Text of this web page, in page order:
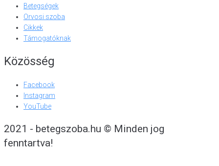
Betegségek
Orvosi szoba
Cikkek
Támogatóknak
Közösség
Facebook
Instagram
YouTube
2021 - betegszoba.hu © Minden jog
fenntartva!